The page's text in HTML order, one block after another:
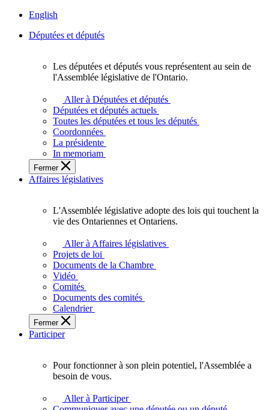
English
Députées et députés
députés
vous
représentent
sein
de
l'Assemblée
législative
l'Ontario.
Les députées et députés vous représentent au sein de
l'Assemblée législative de l'Ontario.
Aller à Députées et députés
Députées et députés actuels
Toutes les députées et tous les députés
Coordonnées
La présidente
In memoriam
Fermer
Affaires législatives
L'Assemblée
adopte
touchent
des
Ontariennes
et
L'Assemblée législative adopte des lois qui touchent la
vie des Ontariennes et Ontariens.
Aller à Affaires législatives
Projets de loi
Documents de la Chambre
Vidéo
Comités
Documents des comités
Calendrier
Fermer
Participer
Pour fonctionner à son plein potentiel, l'Assemblée a
besoin de vous.
Aller à Participer